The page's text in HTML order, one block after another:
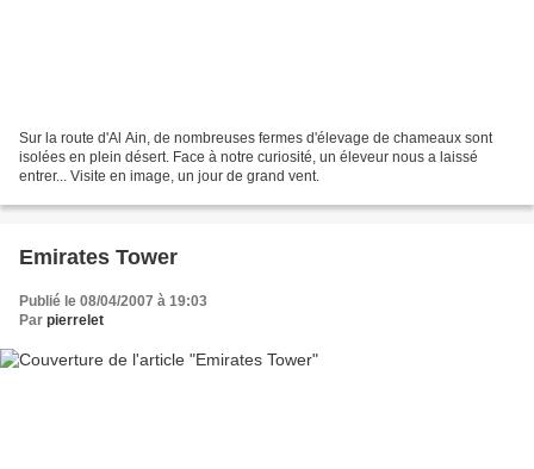
Sur la route d'Al Ain, de nombreuses fermes d'élevage de chameaux sont
isolées en plein désert. Face à notre curiosité, un éleveur nous a laissé
entrer... Visite en image, un jour de grand vent.
Emirates Tower
Publié le 08/04/2007 à 19:03
Par pierrelet